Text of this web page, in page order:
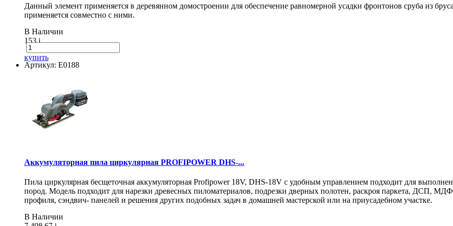
Данный элемент применяется в деревянном домостроении для обеспечение равномерной усадки фронтонов сруба из
применяется совместно с ними.
В Наличии
153i
купить
Артикул: E0188
Аккумуляторная пила циркулярная PROFIPOWER DHS-...
Пила циркулярная бесщеточная аккумуляторная Profipower 18V, DHS-18V с удобным управлением подходит для
пород. Модель подходит для нарезки древесных пиломатериалов, подрезки дверных полотен, раскроя паркета, ДСП,
профиля, сэндвич- панелей и решения других подобных задач в домашней мастерской или на приусадебном участке.
В Наличии